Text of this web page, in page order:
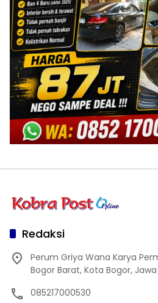
Redaksi
Perum Griya Wana Karya
Bogor Barat, Kota Bogor,
085217000530